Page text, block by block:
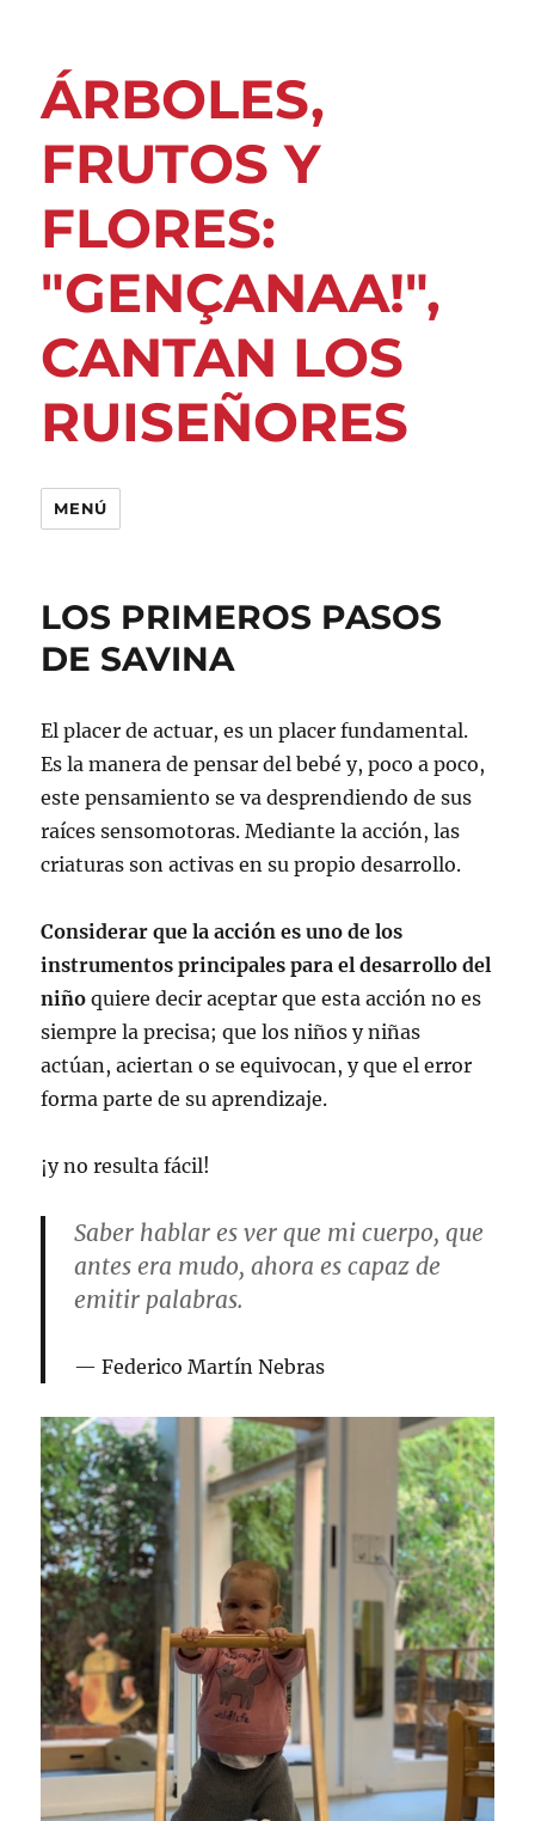
ÁRBOLES,
FRUTOS Y
FLORES:
"GENÇANAA!",
CANTAN LOS
RUISEÑORES
MENÚ
LOS PRIMEROS PASOS
DE SAVINA
El placer de actuar, es un placer fundamental.
Es la manera de pensar del bebé y, poco a poco,
este pensamiento se va desprendiendo de sus
raíces sensomotoras. Mediante la acción, las
criaturas son activas en su propio desarrollo.
Considerar que la acción es uno de los
instrumentos principales para el desarrollo del
niño quiere decir aceptar que esta acción no es
siempre la precisa; que los niños y niñas
actúan, aciertan o se equivocan, y que el error
forma parte de su aprendizaje.
¡y no resulta fácil!
Saber hablar es ver que mi cuerpo, que
antes era mudo, ahora es capaz de
emitir palabras.
Federico Martín Nebras